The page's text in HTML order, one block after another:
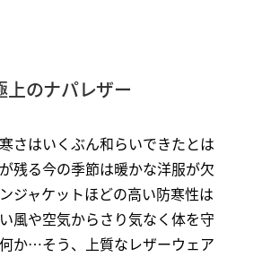
上のナパレザー
さはいくぶん和らいできたとは
残る今の季節は暖かな洋服が欠
ジャケットほどの高い防寒性は
風や空気からさり気なく体を守
か…そう、上質なレザーウェア